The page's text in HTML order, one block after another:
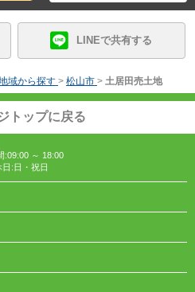
LINEで共有する
域から探す > 松山市 > 土居田売土地
トップに戻る
:09:00 ～ 18:00
日:日・祝日